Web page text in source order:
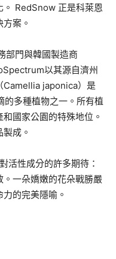
。 RedSnow 正是科萊恩
案。
部門與韓國製造商
以其源自濟州
Camellia japonica）是
多種植物之一。所有植
國家公園的特殊地位。
成。
活性成分的許多期待：
一朵嬌嫩的花朵戰勝嚴
的完美隱喻。